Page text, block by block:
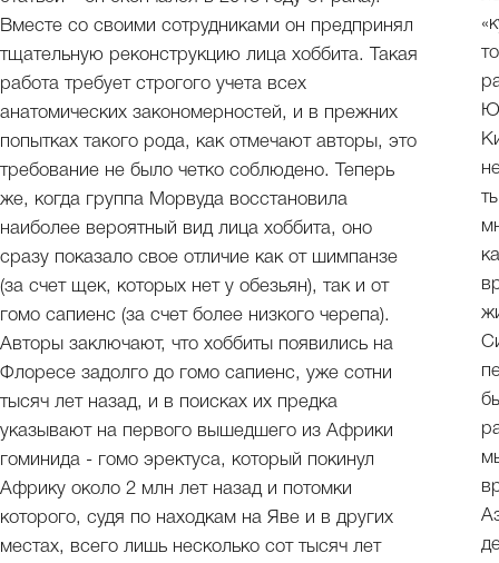
Вместе со своими сотрудниками он предпринял
тщательную реконструкцию лица хоббита. Такая
работа требует строгого учета всех
анатомических закономерностей, и в прежних
попытках такого рода, как отмечают авторы, это
требование не было четко соблюдено. Теперь
же, когда группа Морвуда восстановила
наиболее вероятный вид лица хоббита, оно
сразу показало свое отличие как от шимпанзе
(за счет щек, которых нет у обезьян), так и от
гомо сапиенс (за счет более низкого черепа).
Авторы заключают, что хоббиты появились на
Флоресе задолго до гомо сапиенс, уже сотни
тысяч лет назад, и в поисках их предка
указывают на первого вышедшего из Африки
гоминида - гомо эректуса, который покинул
Африку около 2 млн лет назад и потомки
которого, судя по находкам на Яве и в других
местах, всего лишь несколько сот тысяч лет